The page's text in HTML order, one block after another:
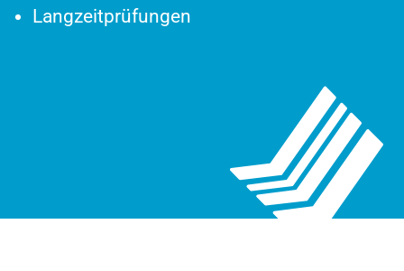
Langzeitprüfungen